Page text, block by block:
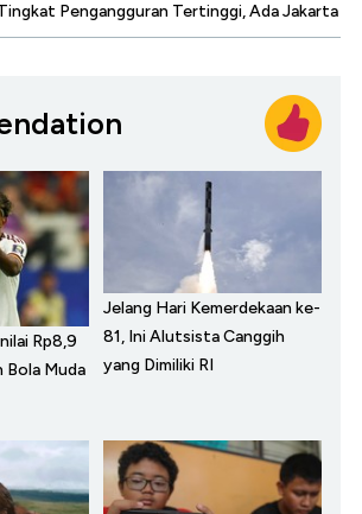
Pengangguran Tertinggi, Ada Jakarta
Rp8,9
Bola Muda
Jelang Hari Kemerdekaan ke-
81, Ini Alutsista Canggih
yang Dimiliki RI